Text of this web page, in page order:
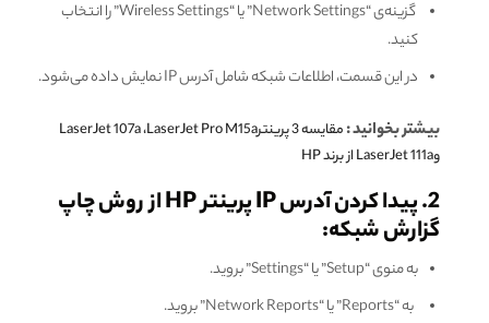
گزینه‌ی “Network Settings” یا “Wireless Settings” را انتخاب
کنید.
در این قسمت، اطلاعات شبکه شامل آدرس IP نمایش داده می‌شود.
بیشتر بخوانید :
مقایسه 3 پرینترLaserJet 107a ،LaserJet Pro M15a
وLaserJet 111a از برند HP
2. پیدا کردن آدرس IP پرینتر HP از روش چاپ
گزارش شبکه:
به منوی “Setup” یا “Settings” بروید.
به “Reports” یا “Network Reports” بروید.